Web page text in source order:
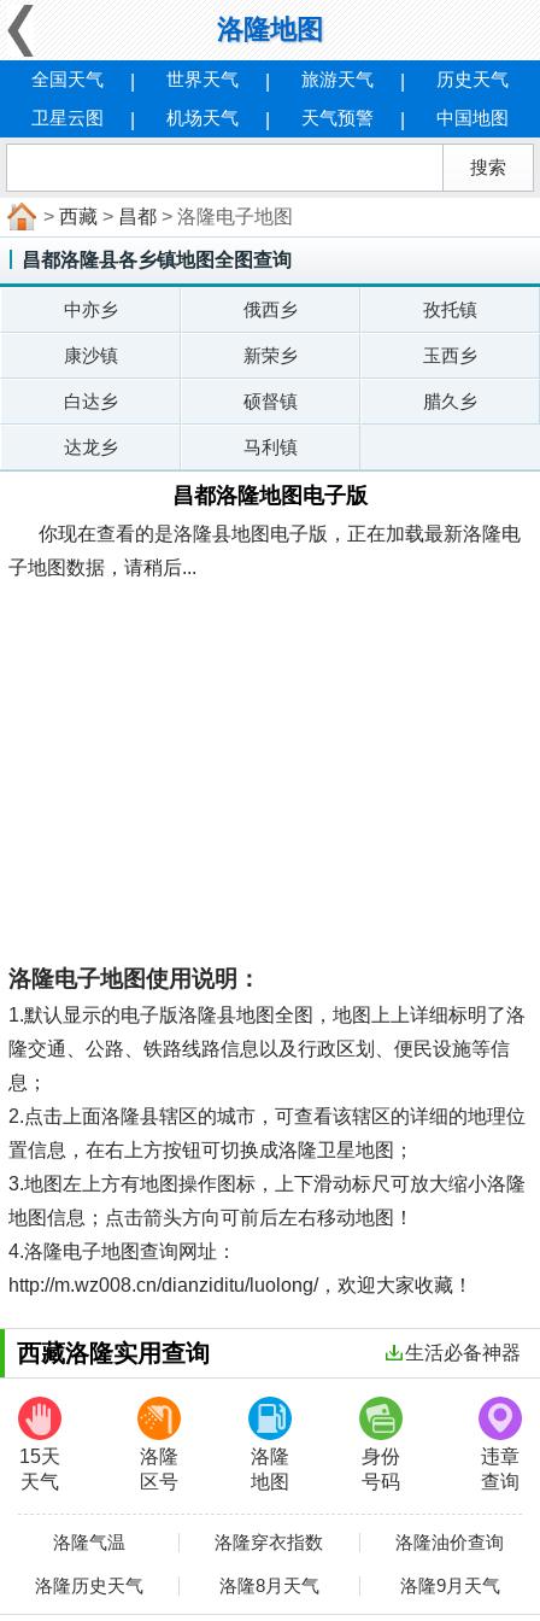
洛隆地图
全国天气 世界天气 旅游天气
历史天气
卫星云图
机场天气 天气预警 中国地图
> 西藏 > 昌都 > 洛隆电子地图
昌都洛隆县各乡镇地图全图查询
中亦乡 俄西乡 孜托镇
康沙镇 新荣乡 玉西乡
白达乡 硕督镇 腊久乡
达龙乡 马利镇
昌都洛隆地图电子版
你现在查看的是洛隆县地图电子版，正在加载最新洛隆电
子地图数据，请稍后...
洛隆电子地图使用说明：
1.默认显示的电子版洛隆县地图全图，地图上上详细标明了洛
隆交通、公路、铁路线路信息以及行政区划、便民设施等信
息；
2.点击上面洛隆县辖区的城市，可查看该辖区的详细的地理位
置信息，在右上方按钮可切换成洛隆卫星地图；
3.地图左上方有地图操作图标，上下滑动标尺可放大缩小洛隆
地图信息；点击箭头方向可前后左右移动地图！
4.洛隆电子地图查询网址：
http://m.wz008.cn/dianziditu/luolong/，欢迎大家收藏！
西藏洛隆实用查询 生活必备神器
15天
天气
洛隆
区号
洛隆
地图
身份
号码
违章
查询
洛隆气温 洛隆穿衣指数 洛隆油价查询
洛隆历史天气 洛隆8月天气 洛隆9月天气